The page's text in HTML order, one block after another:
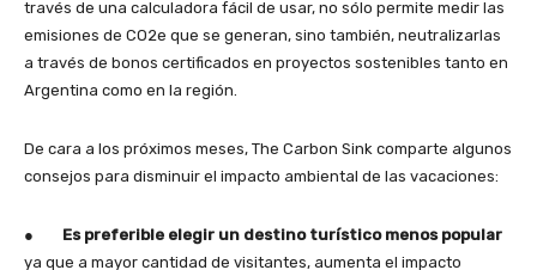
través de una calculadora fácil de usar, no sólo permite medir las
emisiones de CO2e que se generan, sino también, neutralizarlas
a través de bonos certificados en proyectos sostenibles tanto en
Argentina como en la región.
De cara a los próximos meses, The Carbon Sink comparte algunos
consejos para disminuir el impacto ambiental de las vacaciones:
●
Es preferible elegir un destino turístico menos popular
ya que a mayor cantidad de visitantes, aumenta el impacto